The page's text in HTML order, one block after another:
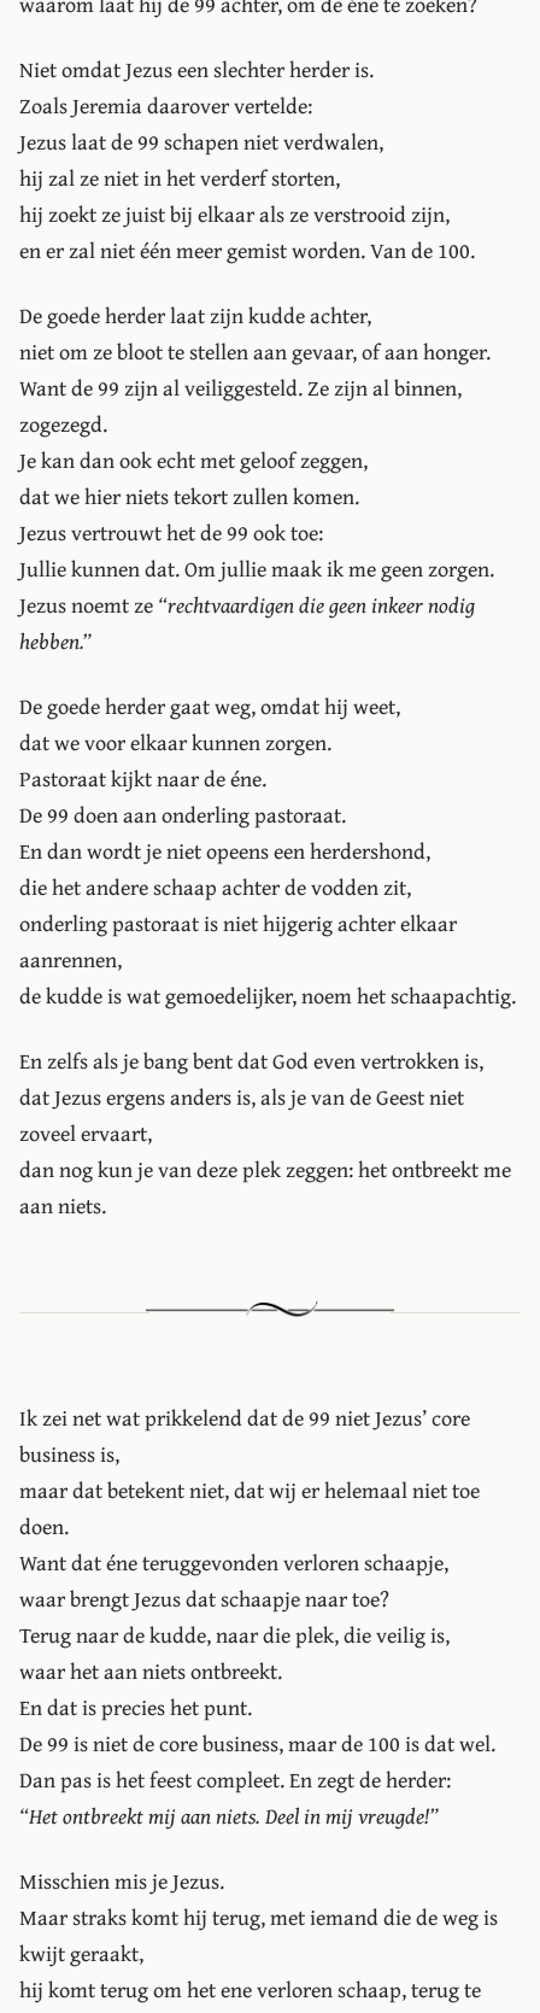
Niet omdat Jezus een slechter herder is.
Zoals Jeremia daarover vertelde:
Jezus laat de 99 schapen niet verdwalen,
hij zal ze niet in het verderf storten,
hij zoekt ze juist bij elkaar als ze verstrooid zijn,
en er zal niet één meer gemist worden. Van de 100.
De goede herder laat zijn kudde achter,
niet om ze bloot te stellen aan gevaar, of aan honger.
Want de 99 zijn al veiliggesteld. Ze zijn al binnen,
zogezegd.
Je kan dan ook echt met geloof zeggen,
dat we hier niets tekort zullen komen.
Jezus vertrouwt het de 99 ook toe:
Jullie kunnen dat. Om jullie maak ik me geen zorgen.
Jezus noemt ze“rechtvaardigen die geen inkeer nodig
hebben.”
De goede herder gaat weg, omdat hij weet,
dat we voor elkaar kunnen zorgen.
Pastoraat kijkt naar de éne.
De 99 doen aan onderling pastoraat.
En dan wordt je niet opeens een herdershond,
die het andere schaap achter de vodden zit,
onderling pastoraat is niet hijgerig achter elkaar
aanrennen,
de kudde is wat gemoedelijker, noem het schaapachtig.
En zelfs als je bang bent dat God even vertrokken is,
dat Jezus ergens anders is, als je van de Geest niet
zoveel ervaart,
dan nog kun je van deze plek zeggen: het ontbreekt me
aan niets.
Ik zei net wat prikkelend dat de 99 niet Jezus’ core
business is,
maar dat betekent niet, dat wij er helemaal niet toe
doen.
Want dat éne teruggevonden verloren schaapje,
waar brengt Jezus dat schaapje naar toe?
Terug naar de kudde, naar die plek, die veilig is,
waar het aan niets ontbreekt.
En dat is precies het punt.
De 99 is niet de core business, maar de 100 is dat wel.
Dan pas is het feest compleet. En zegt de herder:
“Het ontbreekt mij aan niets. Deel in mij vreugde!”
Misschien mis je Jezus.
Maar straks komt hij terug, met iemand die de weg is
kwijt geraakt,
hij komt terug om het ene verloren schaap, terug te